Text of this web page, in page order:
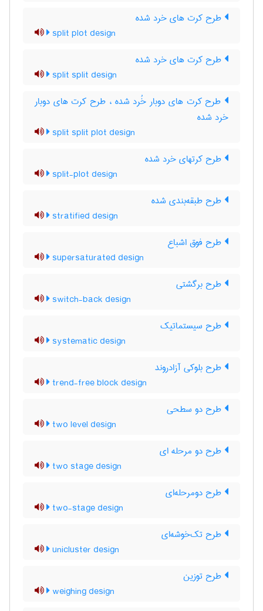
طرح کرت های خرد شده
split plot design
طرح کرت های خرد شده
split split design
طرح کرت های دوبار خُرد شده ، طرح کرت های دوبار
خرد شده
split split plot design
طرح کرتهای خرد شده
split-plot design
طرح طبقه‌بندی شده
stratified design
طرح فوق اشباع
supersaturated design
طرح برگشتی
switch-back design
طرح سیستماتیک
systematic design
طرح بلوکی آزادروند
trend-free block design
طرح دو سطحی
two level design
طرح دو مرحله ای
two stage design
طرح دومرحله‌ای
two-stage design
طرح تک‌خوشه‌ای
unicluster design
طرح توزین
weighing design